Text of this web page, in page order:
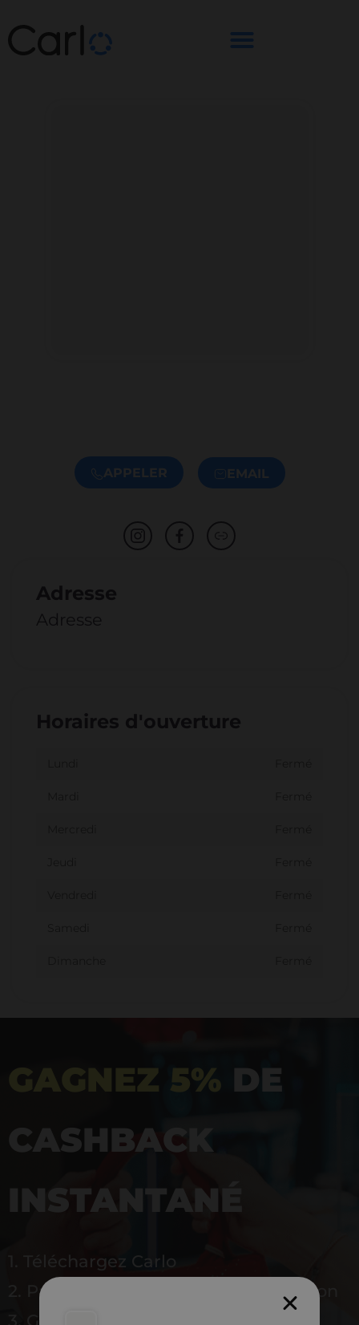
APPELER EMAIL
Adresse
Adresse
Horaires d'ouverture
GAGNEZ 5% DE
CASHBACK
INSTANTANÉ
1. Téléchargez Carlo
2. Payez en magasin avec l’application
3. Gagnez instantanément 5 % à